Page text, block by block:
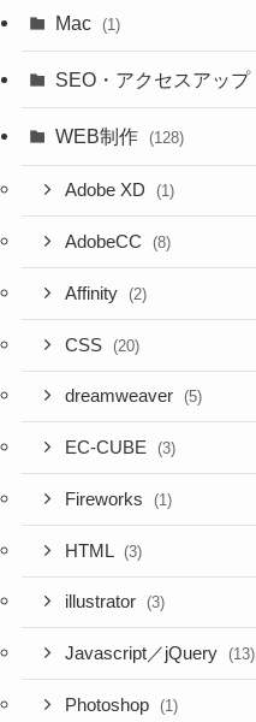
Mac (1)
SEO・アクセスアップ
WEB制作 (128)
Adobe XD (1)
AdobeCC (8)
Affinity (2)
CSS (20)
dreamweaver (5)
EC-CUBE (3)
Fireworks (1)
HTML (3)
illustrator (3)
Javascript／jQuery (13)
Photoshop (1)